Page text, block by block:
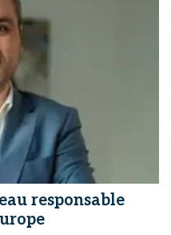
responsable